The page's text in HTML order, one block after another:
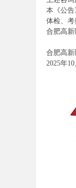
本《公
体检、考
合肥高新
合肥高新
2025年10